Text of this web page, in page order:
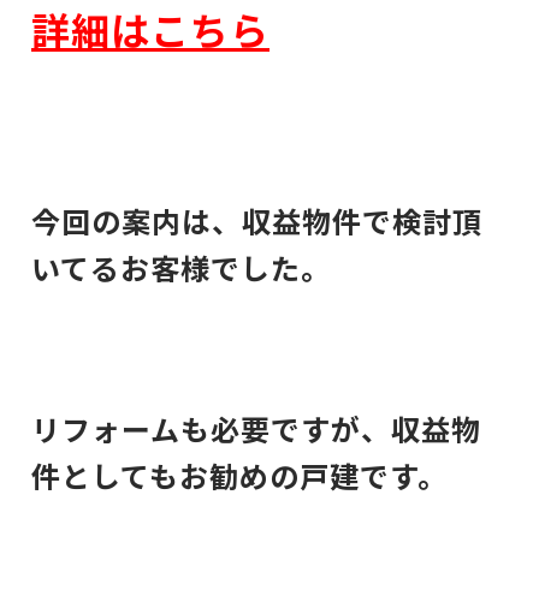
詳細はこちら
今回の案内は、収益物件で検討頂
いてるお客様でした。
リフォームも必要ですが、収益物
件としてもお勧めの戸建です。